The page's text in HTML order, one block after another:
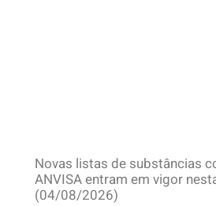
Novas listas de substâncias
ANVISA entram em vigor
(04/08/2026)